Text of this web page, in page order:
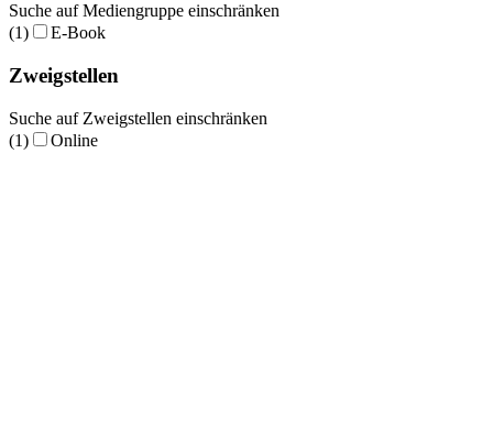
Suche auf Mediengruppe einschränken
(1)
E-Book
Zweigstellen
Suche auf Zweigstellen einschränken
(1)
Online